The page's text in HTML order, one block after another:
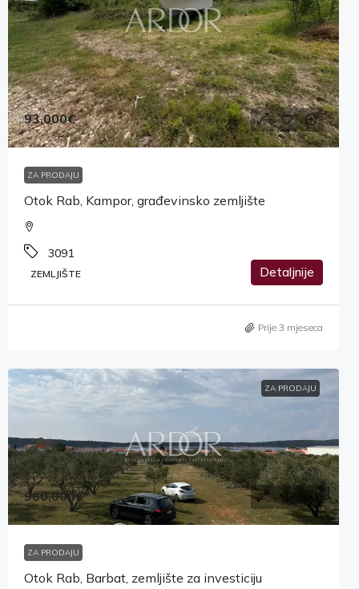
93,000€
ZA PRODAJU
Otok Rab, Kampor, građevinsko zemljište
3091
ZEMLJIŠTE Detaljnije
Prije 3 mjeseca
ZA PRODAJU
960,000€
ZA PRODAJU
Otok Rab, Barbat, zemljište za investiciju